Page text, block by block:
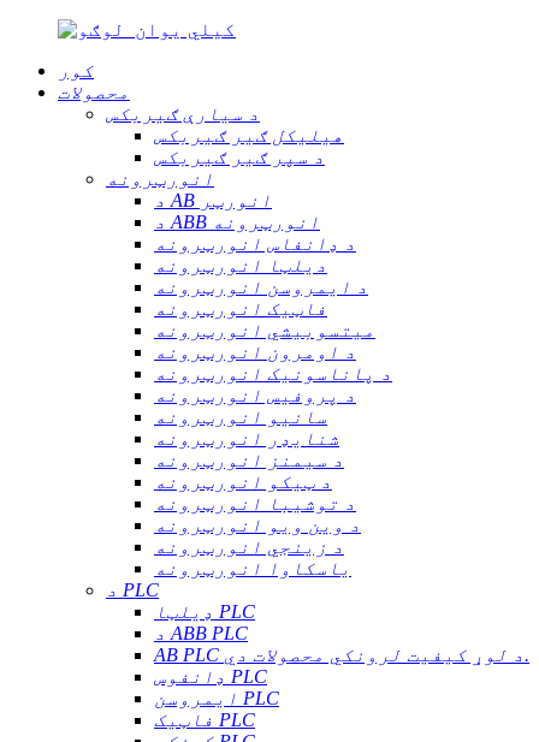
کور
محصولات
د سیارې ګیربکس
هیلیکل ګیر ګیربکس
د سپر ګیر ګیربکس
انورټرونه
د AB انورټر
د ABB انورټرونه
د ډانفاس انورټرونه
دیلټا انورټرونه
د ایمروسن انورټرونه
فاټیک انورټرونه
میتسوبیشي انورټرونه
د اومرون انورټرونه
د پاناسونیک انورټرونه
د پروفیس انورټرونه
سانیو انورټرونه
شنایډر انورټرونه
د سیمنز انورټرونه
د ټیکو انورټرونه
د توشیبا انورټرونه
د وین ویو انورټرونه
د زینجي انورټرونه
یاسکاوا انورټرونه
د PLC
ډیلټا PLC
د ABB PLC
AB PLC د لوړ کیفیت لرونکي محصولات دي.
ډانفوس PLC
ایمروسن PLC
فاټیک PLC